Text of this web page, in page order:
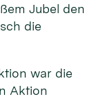
Jubel den
die
war die
Aktion